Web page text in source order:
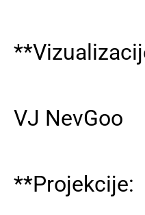
VJ NevGoo
**Projekcije: